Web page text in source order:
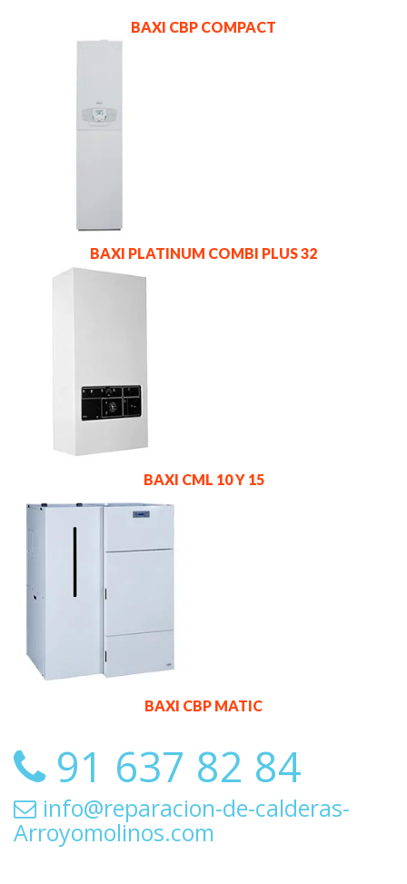
BAXI CBP COMPACT
BAXI PLATINUM COMBI PLUS 32
BAXI CML 10 Y 15
BAXI CBP MATIC
91 637 82 84
info@reparacion-de-calderas-
Arroyomolinos.com